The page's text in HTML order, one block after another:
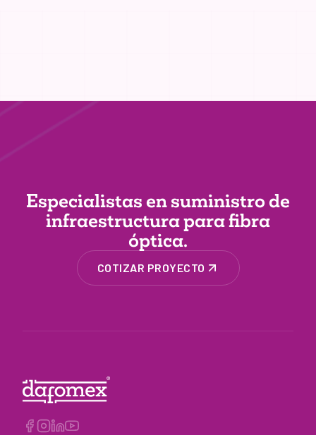
Especialistas en suministro de
infraestructurapara fibra
óptica.
COTIZAR PROYECTO